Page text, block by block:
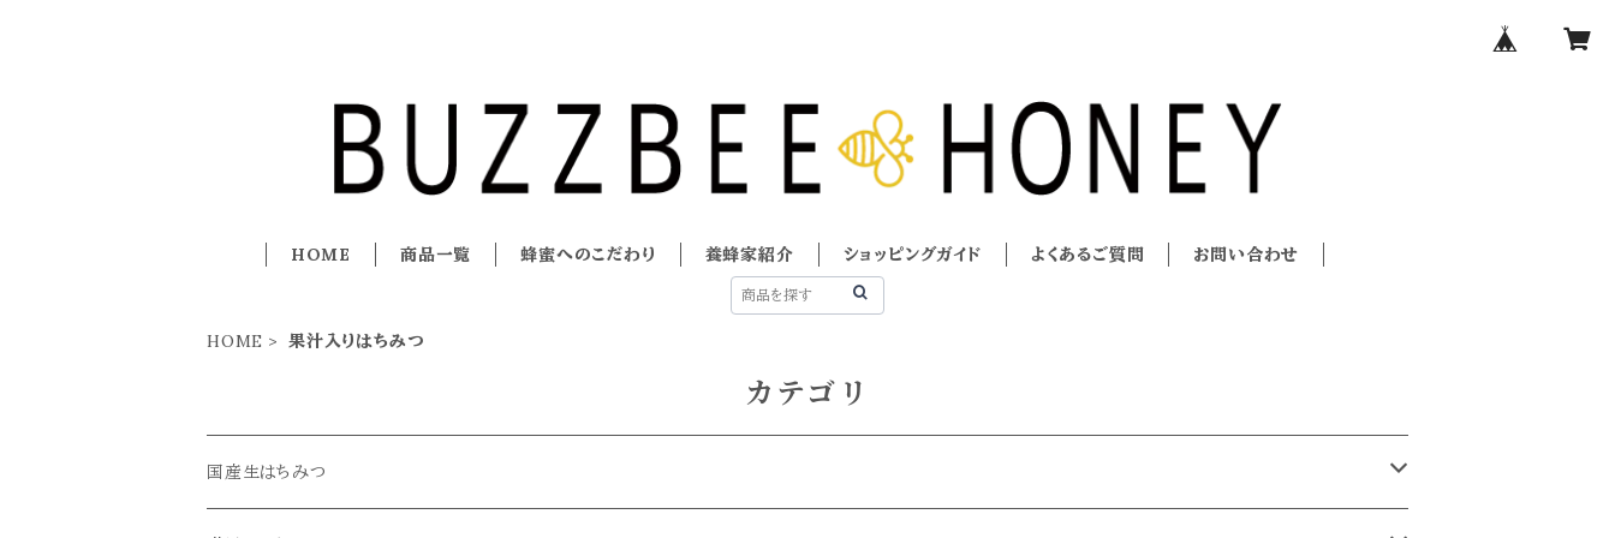
HOME 商品一覧 蜂蜜へのこだわり 養蜂家紹介 ショッピングガイド よくあるご質問 お問い合わせ
HOME 果汁入りはちみつ
カテゴリ
国産生はちみつ